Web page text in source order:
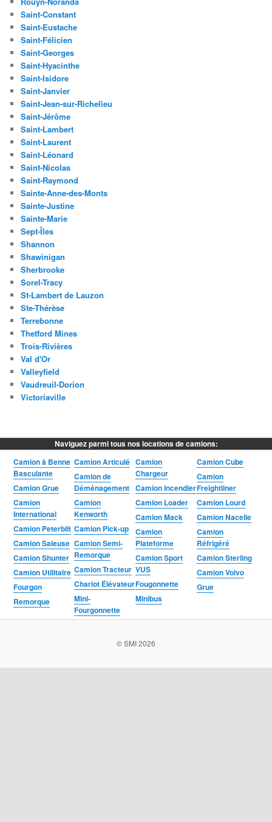
Saint-Constant
Saint-Eustache
Saint-Félicien
Saint-Georges
Saint-Hyacinthe
Saint-Isidore
Saint-Janvier
Saint-Jean-sur-Richelieu
Saint-Jérôme
Saint-Lambert
Saint-Laurent
Saint-Léonard
Saint-Nicolas
Saint-Raymond
Sainte-Anne-des-Monts
Sainte-Justine
Sainte-Marie
Sept-Îles
Shannon
Shawinigan
Sherbrooke
Sorel-Tracy
St-Lambert de Lauzon
Ste-Thérèse
Terrebonne
Thetford Mines
Trois-Rivières
Val d'Or
Valleyfield
Vaudreuil-Dorion
Victoriaville
Naviguez parmi tous nos locations de camions:
Camion à Benne
Basculante
Camion Articulé Camion
Chargeur
Camion Cube
Camion de
Déménagement
Camion
Freightliner
Camion Grue
Camion Incendier
Camion
International
Camion
Kenworth
Camion Loader
Camion Lourd
Camion Mack
Camion Nacelle
Camion Peterbilt Camion Pick-up
Camion
Plateforme
Camion
Réfrigéré
Camion Saleuse Camion Semi-
Remorque
Camion Shunter
Camion Sport
VUS
Camion Sterling
Camion Tracteur
Camion Utilitaire
Camion Volvo
Chariot ÉlévateurFougonnette
Fourgon
Grue
Mini-
Fourgonnette
Minibus
Remorque
© SMI 2026